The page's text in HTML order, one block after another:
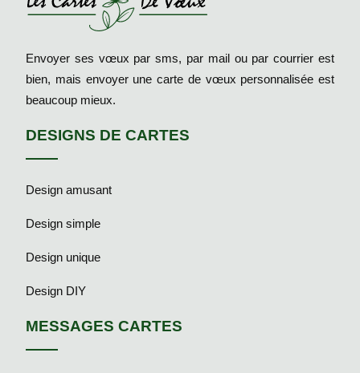
Envoyer ses vœux par sms, par mail ou par courrier est
bien, mais envoyer une carte de vœux personnalisée est
beaucoup mieux.
DESIGNS DE CARTES
Design amusant
Design simple
Design unique
Design DIY
MESSAGES CARTES